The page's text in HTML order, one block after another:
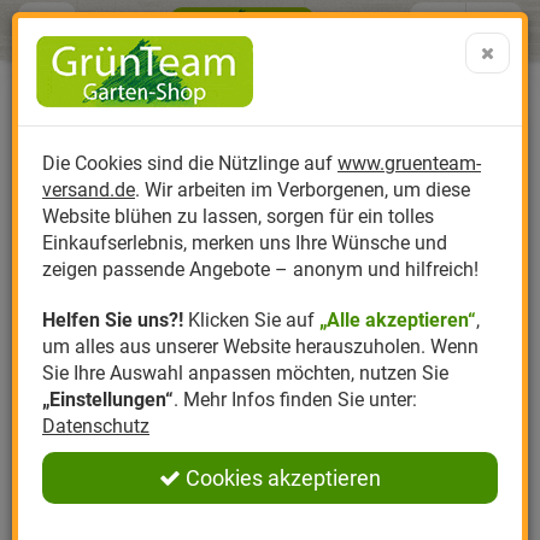
Produktkatalog
Anzucht
Dünger
Erde
Kompost
Pflanzenstärkung
Nützlinge Nützlinge gegen
Nützlingsarten
Nützlingsförderung
Nützlingszubehör
Hersteller
Biplantol
Felco
Gloria
Greenfield
Romberg
Themenwelt
Gemüsegarten
Rasen
Rosen
Ziergarten
Kräutergarten
Ratgeber
Aktuelle Themen
Schädlinge aktuell
Angebote
Sparsets / Set-
Angebote
0 ARTIKEL IM WARENKORB
Ergebnisse () Fertig
Menü Search
Die Cookies sind die Nützlinge auf www.gruenteam-
versand.de. Wir arbeiten im Verborgenen, um diese
Website blühen zu lassen, sorgen für ein tolles
Einkaufserlebnis, merken uns Ihre Wünsche und
zeigen passende Angebote – anonym und hilfreich!
Helfen Sie uns?! Klicken Sie auf „Alle akzeptieren“,
um alles aus unserer Website herauszuholen. Wenn
Sie Ihre Auswahl anpassen möchten, nutzen Sie
„Einstellungen“. Mehr Infos finden Sie unter:
Datenschutz
Cookies akzeptieren